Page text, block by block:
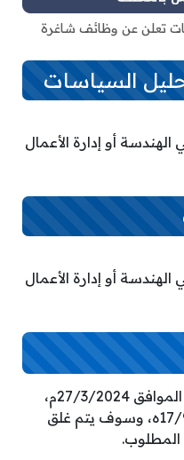
تعلن عن وظائف شاغرة
السياسات
أو إدارة الأعمال
أو إدارة الأعمال
تم فتح باب التقديم يوم الأربعاء الموافق 27/3/2024م،
والذي يوافق هجريا يوم 17/9/1445ه، وسوف يتم غلق
المطلوب.